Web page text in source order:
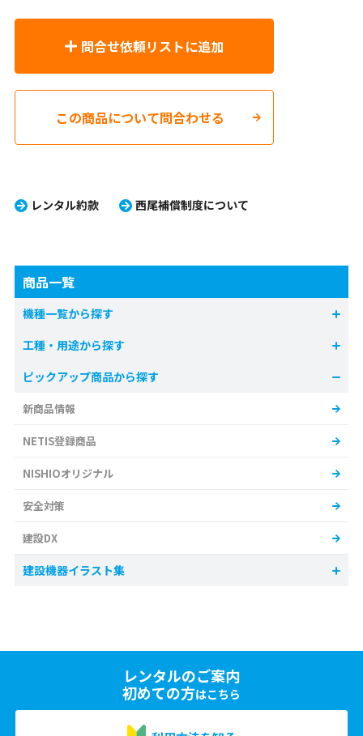
問合せ依頼リストに追加
この商品について問合わせる
レンタル約款 西尾補償制度について
商品一覧
機種一覧から探す
工種・用途から探す
ピックアップ商品から探す
新商品情報
NETIS登録商品
NISHIOオリジナル
安全対策
建設DX
建設機器イラスト集
レンタルのご案内
初めての方はこちら